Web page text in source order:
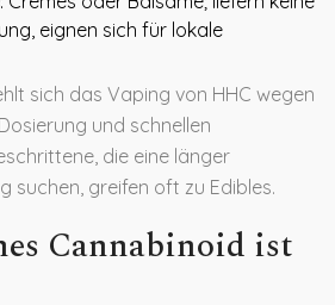
eignen sich für lokale
sich das Vaping von HHC wegen
und schnellen
die eine länger
suchen, greifen oft zu Edibles.
Cannabinoid ist